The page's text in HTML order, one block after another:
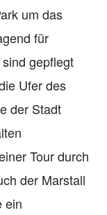
um das
für
gepflegt
Ufer des
der Stadt
Tour durch
der Marstall
ein